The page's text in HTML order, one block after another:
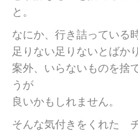
と。
なにか、行き詰っている
足りない足りないとばか
案外、いらないものを捨
うが
良いかもしれません。
そんな気付きをくれた